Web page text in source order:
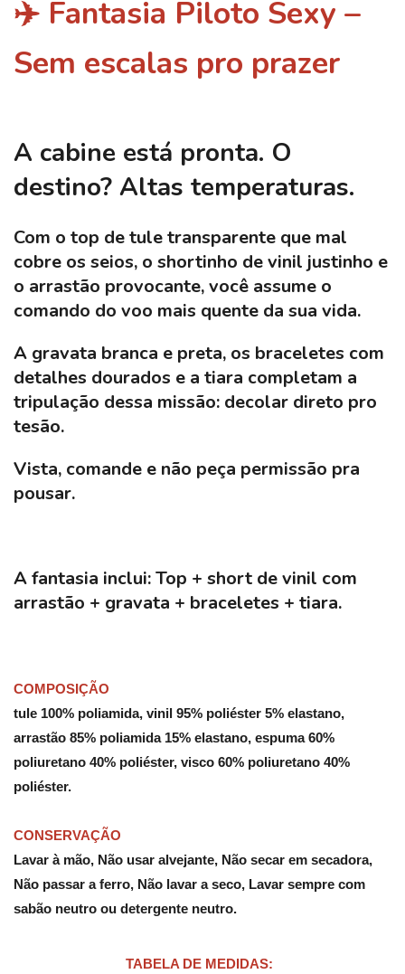
✈️ Fantasia Piloto Sexy –
Sem escalas pro prazer
A cabine está pronta. O
destino? Altas temperaturas.
Com o top de tule transparente que mal
cobre os seios, o shortinho de vinil justinho e
o arrastão provocante, você assume o
comando do voo mais quente da sua vida.
A gravata branca e preta, os braceletes com
detalhes dourados e a tiara completam a
tripulação dessa missão: decolar direto pro
tesão.
Vista, comande e não peça permissão pra
pousar.
A fantasia inclui:Top + short de vinil com
arrastão + gravata + braceletes + tiara.
COMPOSIÇÃO
tule 100% poliamida, vinil 95% poliéster 5% elastano,
arrastão 85% poliamida 15% elastano, espuma 60%
poliuretano 40% poliéster, visco 60% poliuretano 40%
poliéster.
CONSERVAÇÃO
Lavar à mão, Não usar alvejante, Não secar em secadora,
Não passar a ferro, Não lavar a seco, Lavar sempre com
sabão neutro ou detergente neutro.
TABELA DE MEDIDAS: